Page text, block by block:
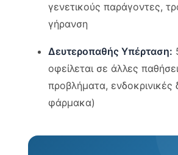
γενετικούς παράγοντες,
γήρανση
Δευτεροπαθής Υπέρταση:
οφείλεται σε άλλες
προβλήματα, ενδοκρινικές
φάρμακα)